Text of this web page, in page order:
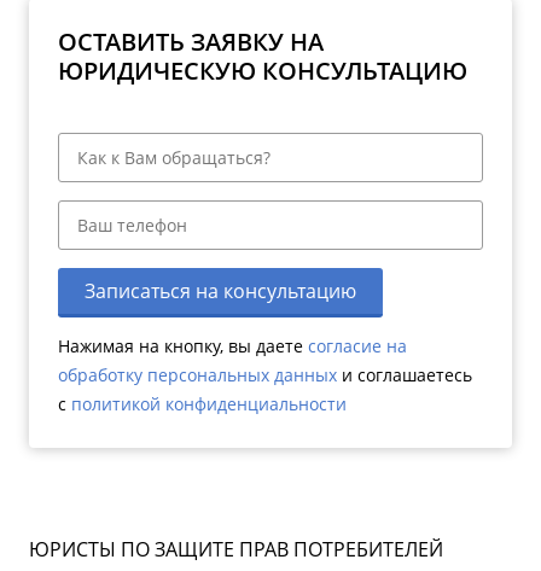
ОСТАВИТЬ ЗАЯВКУ НА
ЮРИДИЧЕСКУЮ КОНСУЛЬТАЦИЮ
Записаться на консультацию
Нажимая на кнопку, вы даете согласие на
обработку персональных данных и соглашаетесь
c политикой конфиденциальности
ЮРИСТЫ ПО ЗАЩИТЕ ПРАВ ПОТРЕБИТЕЛЕЙ